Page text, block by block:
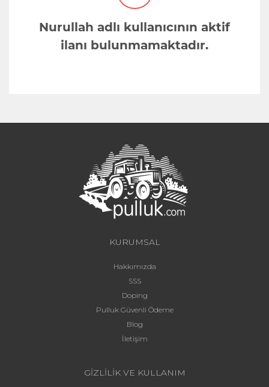
Nurullah adlı kullanıcının aktif
ilanı bulunmamaktadır.
KURUMSAL
Hakkımızda
SSS
Doping
Pulluk Güvenli Ödeme
Blog
İletişim
GİZLİLİK VE KULLANIM